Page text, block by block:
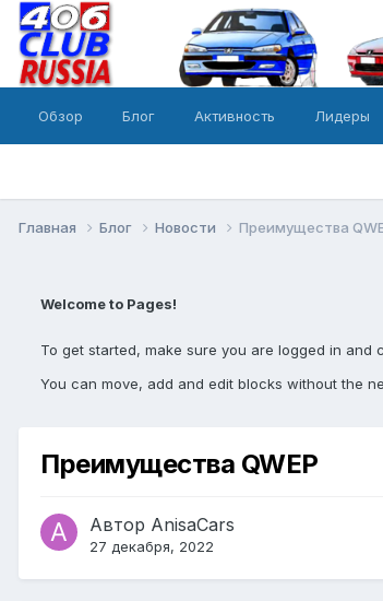
Обзор Блог Активность Лидеры
Главная Блог Новости Преимущества
Welcome to Pages!
To get started, make sure you are logged in
You can move, add and edit blocks without the
Преимущества QWEP
Автор AnisaCars
27 декабря, 2022